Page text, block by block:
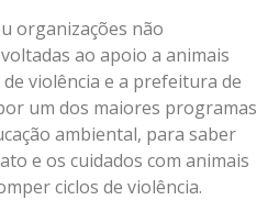
organizações não
ao apoio a animais
violência e a prefeitura de
um dos maiores programas
ambiental, para saber
e os cuidados com animais
ciclos de violência.